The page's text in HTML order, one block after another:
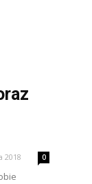
2018 0